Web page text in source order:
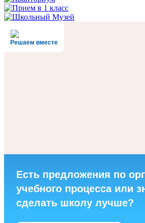
Решаем вместе
Есть предложения по
учебного процесса или
сделать школу лучше?